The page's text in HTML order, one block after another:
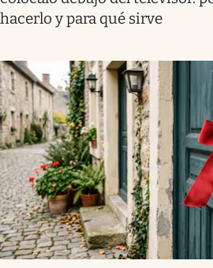
hacerlo y para qué sirve